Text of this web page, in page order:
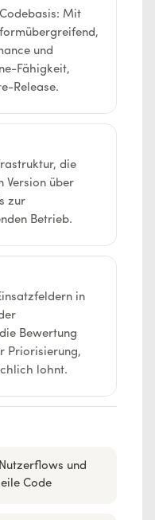
Mit
und
Fähigkeit,
Release.
die
Version über
zur
Betrieb.
in
Bewertung
Priorisierung,
lohnt.
und
Code